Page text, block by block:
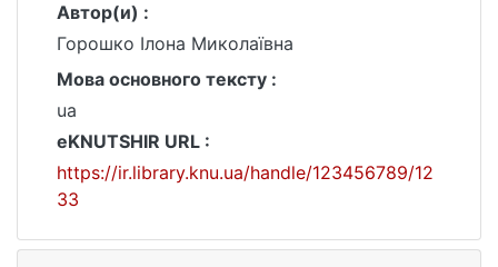
Автор(и) :
Горошко Ілона Миколаївна
Мова основного тексту :
ua
eKNUTSHIR URL :
https://ir.library.knu.ua/handle/123456789/12
33